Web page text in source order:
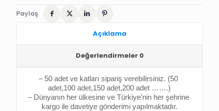
Paylaş
Açıklama
Değerlendirmeler 0
– 50 adet ve katları sipariş verebilirsiniz. (50
adet,100 adet,150 adet,200 adet …….)
– Dünyanın her ülkesine ve Türkiye’nin her şehrine
kargo ile davetiye gönderimi yapılmaktadır.